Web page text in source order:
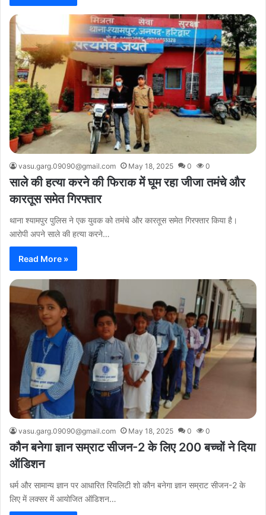
vasu.garg.09090@gmail.com May 18, 2025 0 0
साले की हत्या करने की फिराक में घूम रहा जीजा तमंचे और
कारतूस समेत गिरफ्तार
थाना श्यामपुर पुलिस ने एक युवक को तमंचे और कारतूस समेत गिरफ्तार किया है।
आरोपी अपने साले की हत्या करने…
Read More »
vasu.garg.09090@gmail.com May 18, 2025 0 0
कौन बनेगा ज्ञान सम्राट सीजन-2 के लिए 200 बच्चों ने दिया
ऑडिशन
धर्म और सामान्य ज्ञान पर आधारित रियलिटी शो कौन बनेगा ज्ञान सम्राट सीजन-2 के
लिए में लक्सर में आयोजित ऑडिशन…